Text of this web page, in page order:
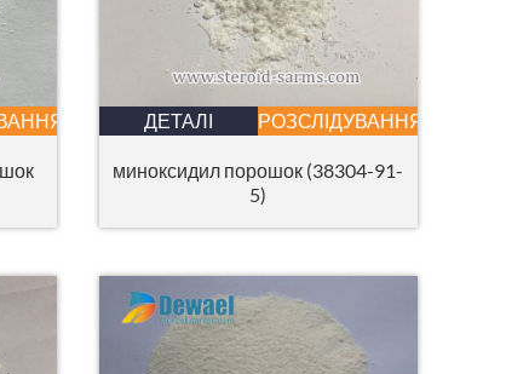
ДЕТАЛІ РОЗСЛІДУВАННЯ
миноксидил порошок (38304-91-
5)